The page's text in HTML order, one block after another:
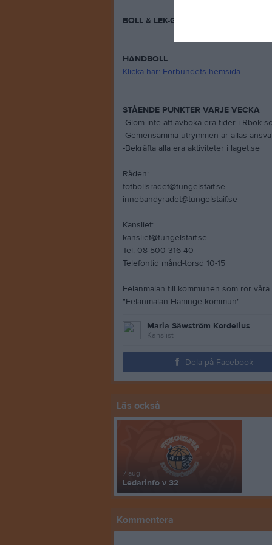
BOLL & LEK-GYMPA
HANDBOLL
Klicka här: Förbundets hemsida.
STÅENDE PUNKTER VARJE VECKA
-Glöm inte att avboka era tider i Rbok
-Gemensamma utrymmen är allas
-Bekräfta alla era aktiviteter i laget.se
Råden:
fotbollsradet@tungelstaif.se
innebandyradet@tungelstaif.se
Kansliet:
kansliet@tungelstaif.se
Tel: 08 500 316 40
Telefontid månd-torsd 10-15
Felanmälan till kommunen som rör
"Felanmälan Haninge kommun".
Maria Säwström Kordelius
Kanslist
Dela på Facebook
Läs också
7 aug
Ledarinfo v 32
Kommentera